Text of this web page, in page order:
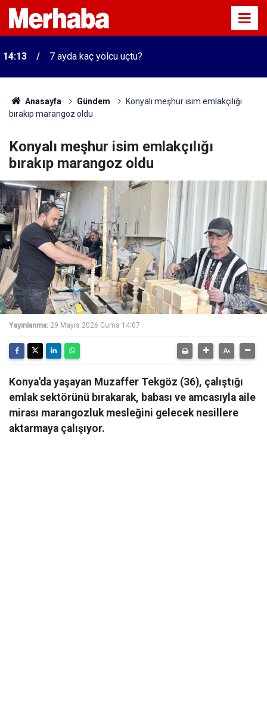
14:13 7 ayda kaç yolcu uçtu?
Anasayfa Gündem
Konyalı meşhur isim emlakçılığı
bırakıp marangoz oldu
Konyalı meşhur isim emlakçılığı
bırakıp marangoz oldu
Yayınlanma: 29 Mayıs 2026 Cuma 14:07
Konya'da yaşayan Muzaffer Tekgöz (36), çalıştığı
emlak sektörünü bırakarak, babası ve amcasıyla aile
mirası marangozluk mesleğini gelecek nesillere
aktarmaya çalışıyor.